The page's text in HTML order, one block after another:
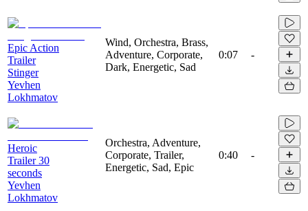
Epic Action
Trailer
Stinger
Yevhen
Lokhmatov
Wind, Orchestra, Brass,
Adventure, Corporate,
Dark, Energetic, Sad
0:07 -
Heroic
Trailer 30
seconds
Yevhen
Lokhmatov
Orchestra, Adventure,
Corporate, Trailer,
Energetic, Sad, Epic
0:40 -